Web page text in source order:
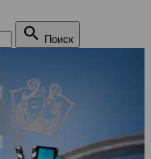
 Поиск